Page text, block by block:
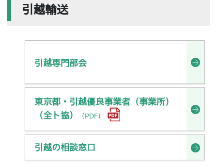
引越輸送
引越専門部会
東京都・引越優良事業者（事業所）
（全ト協）
（PDF）
引越の相談窓口